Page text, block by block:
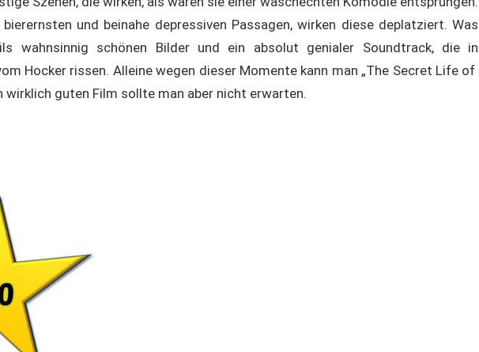
und beinahe depressiven Passagen, wirken diese deplatziert. Was
wahnsinnig schönen Bilder und ein absolut genialer Soundtrack, die in
Hocker rissen. Alleine wegen dieser Momente kann man „The Secret Life of
wirklich guten Film sollte man aber nicht erwarten.